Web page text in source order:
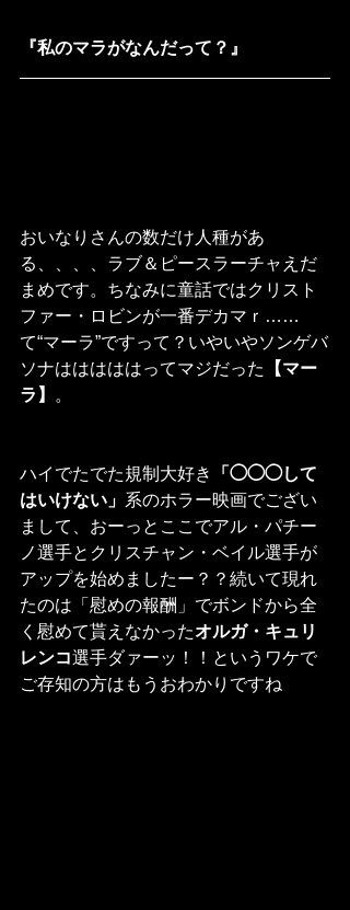
『私のマラがなんだって？』
おいなりさんの数だけ人種があ
る、、、、ラブ＆ピースラーチャえだ
まめです。ちなみに童話ではクリスト
ファー・ロビンが一番デカマｒ……
て“マーラ”ですって？いやいやソンゲバ
ソナはははははってマジだった
【マー
ラ】
。
ハイでたでた規制大好き
「◯◯◯して
はいけない」 系のホラー映画でござい
まして、おーっとここでアル・パチー
ノ選手とクリスチャン・ベイル選手が
アップを始めましたー？？続いて現れ
たのは「慰めの報酬」でボンドから全
く慰めて貰えなかったオルガ・キュリ
レンコ選手ダァーッ！！というワケで
ご存知の方はもうおわかりですね